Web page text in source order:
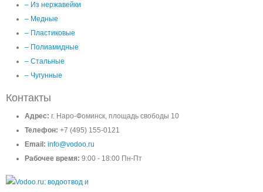
– Из нержавейки
– Медные
– Пластиковые
– Полиамидные
– Стальные
– Чугунные
Контакты
Адрес: г. Наро-Фоминск, площадь свободы 10
Телефон: +7 (495) 155-0121
Email: info@vodoo.ru
Рабочее время: 9:00 - 18:00 Пн-Пт